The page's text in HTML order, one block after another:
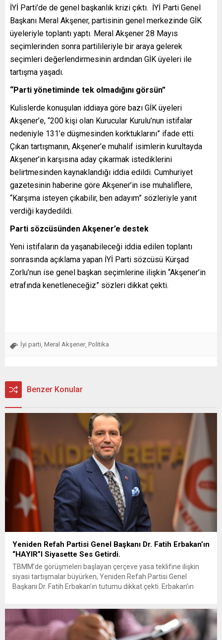
İYİ Parti’de de genel başkanlık krizi çıktı. İYİ Parti Genel
Başkanı Meral Akşener, partisinin genel merkezinde GİK
üyeleriyle toplantı yaptı. Meral Akşener 28 Mayıs
seçimlerinden sonra partilileriyle bir araya gelerek
seçimleri değerlendirmesinin ardından GİK üyeleri ile
tartışma yaşadı.
“Parti yönetiminde tek olmadığını görsün”
Kulislerde konuşulan iddiaya göre bazı GİK üyeleri
Akşener’e, “200 kişi olan Kurucular Kurulu’nun istifalar
nedeniyle 131’e düşmesinden korktuklarını” ifade etti.
Çıkan tartışmanın, Akşener’e muhalif isimlerin kurultayda
Akşener’in karşısına aday çıkarmak istediklerini
belirtmesinden kaynaklandığı iddia edildi. Cumhuriyet
gazetesinin haberine göre Akşener’in ise muhaliflere,
“Karşıma isteyen çıkabilir, ben adayım” sözleriyle yanıt
verdiği kaydedildi.
Parti sözcüsünden Akşener’e destek
Yeni istifaların da yaşanabileceği iddia edilen toplantı
sonrasında açıklama yapan İYİ Parti sözcüsü Kürşad
Zorlu’nun ise genel başkan seçimlerine ilişkin “Akşener’in
etrafında kenetleneceğiz” sözleri dikkat çekti.
İyi parti Meral Akşener Politika
Benzer Konular
Yeniden Refah Partisi Genel Başkanı Dr. Fatih Erbakan’ın
“HAYIR”I Siyasette Ses Getirdi.
TBMM’de görüşmeleri başlayan çerçeve yasa teklifine ilişkin
siyasi tartışmalar büyürken, Yeniden Refah Partisi Genel
Başkanı Dr. Fatih Erbakan’ın tutumu dikkat çekti. Erbakan’ın
Partisi Genel Başkanı Ümit Özdağ’dan dikkat çeken destek
geldi. Türkiye Büyük Millet Meclisi’nde...